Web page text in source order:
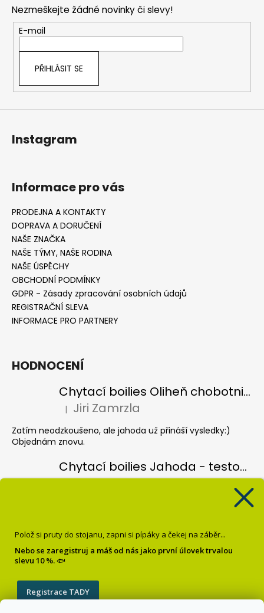
Nezmeškejte žádné novinky či slevy!
E-mail
PŘIHLÁSIT SE
Instagram
Informace pro vás
PRODEJNA A KONTAKTY
DOPRAVA A DORUČENÍ
NAŠE ZNAČKA
NAŠE TÝMY, NAŠE RODINA
NAŠE ÚSPĚCHY
OBCHODNÍ PODMÍNKY
GDPR - Zásady zpracování osobních údajů
REGISTRAČNÍ SLEVA
INFORMACE PRO PARTNERY
HODNOCENÍ
Chytací boilies Oliheň chobotnice - testovací balení
Hodnocení produktu je 5 z 5 hvězdiček.
| Jiri Zamrzla
Zatím neodzkoušeno, ale jahoda už přináší vysledky:)
Objednám znovu.
Chytací boilies Jahoda - testovací balení
Jiri Zamrzla
Koule hezky barevný, vůně nijak intenzivní, čekal bych více
úspěchu, třeba se to poddá.
Pop up Banán
Hodnocení produktu je 5 z 5 hvězdiček.
| Krisztián Sebők
Super
Polož si pruty do stojanu, zapni si pípáky a čekej na záběr...
Nebo se zaregistruj a máš od nás jako první úlovek trvalou
slevu 10 %.🐟
Registrace TADY